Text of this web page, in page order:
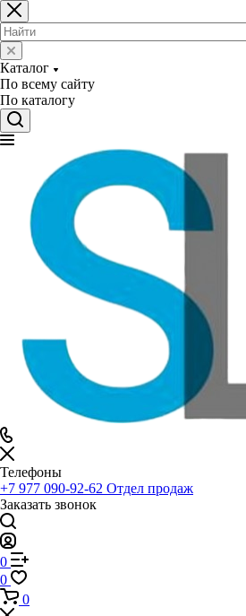
Каталог
По всему сайту
По каталогу
Телефоны
+7 977 090-92-62 Отдел продаж
Заказать звонок
0
0
0